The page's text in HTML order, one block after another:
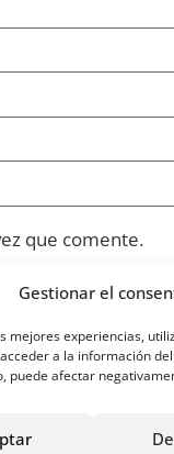
Gestionar el
mejores experiencias,
a la información
puede afectar
que comente.